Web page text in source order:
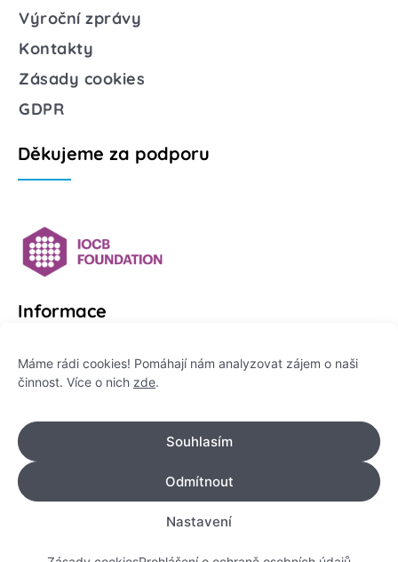
Máme rádi cookies! Pomáhají nám analyzovat zájem o naši
činnost. Více o nich zde.
Souhlasím
Odmítnout
Nastavení
Výroční zprávy
Kontakty
Zásady cookies
GDPR
Děkujeme za podporu
Informace
Platformu Zeptej se vědce provozuje:
IČO: 178 47 389
Flemingovo náměstí 542/2,
Dejvice, 160 00 Praha 6
info@zeptejsevedce.cz